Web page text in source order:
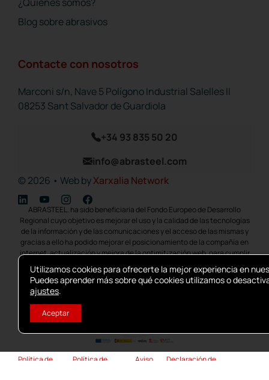
Blog sobre abrasivos
Contacte con nosotros
Marconi s/n, Nave 5 Polígono Industrial Salelles II
08253 Sant Salvador de Guardiola
+34 93 835 50 20
info@abrasteel.com
© 2026 • Web byXarxalia Network
ABRASTEEL. ha sido beneficiaria del Fondo Europeo de Desarrollo
Regional cuyo objetivo es mejorar el uso y la calidad de las tecnologías
de la información y de las comunicaciones y el acceso de las mismas y
gracias a ello ha podido mejorar el posicionamiento de la compañía en
internet, actualización y mejora de la optimit¡zación web, para cumplir
con la transformación digital de las PYMES, ayudándolas a integrar
herramientas competitivas para reactivar su actividad, mejorando su
productividad y Competitividad como medida para hacer frente al
impacto económico de la COVID19. La implementación se llevo a cabo
en 2022. Para ello ha contado con el apoyo del programa TIC CÁMARAS
Política de
Política de
Aviso
Declaración de
Utilizamos cookies para ofrecerte la mejor experiencia en
Puedes aprender más sobre qué cookies utilizamos o
ajustes.
Aceptar